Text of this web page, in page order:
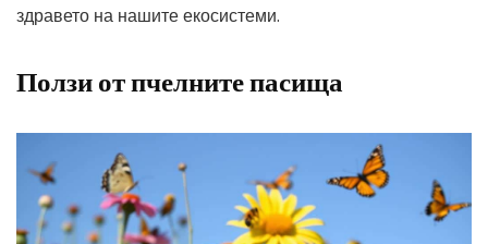
здравето на нашите екосистеми.
Ползи от пчелните пасища